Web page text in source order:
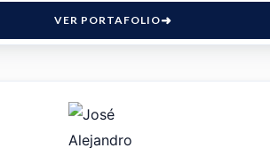
VER PORTAFOLIO